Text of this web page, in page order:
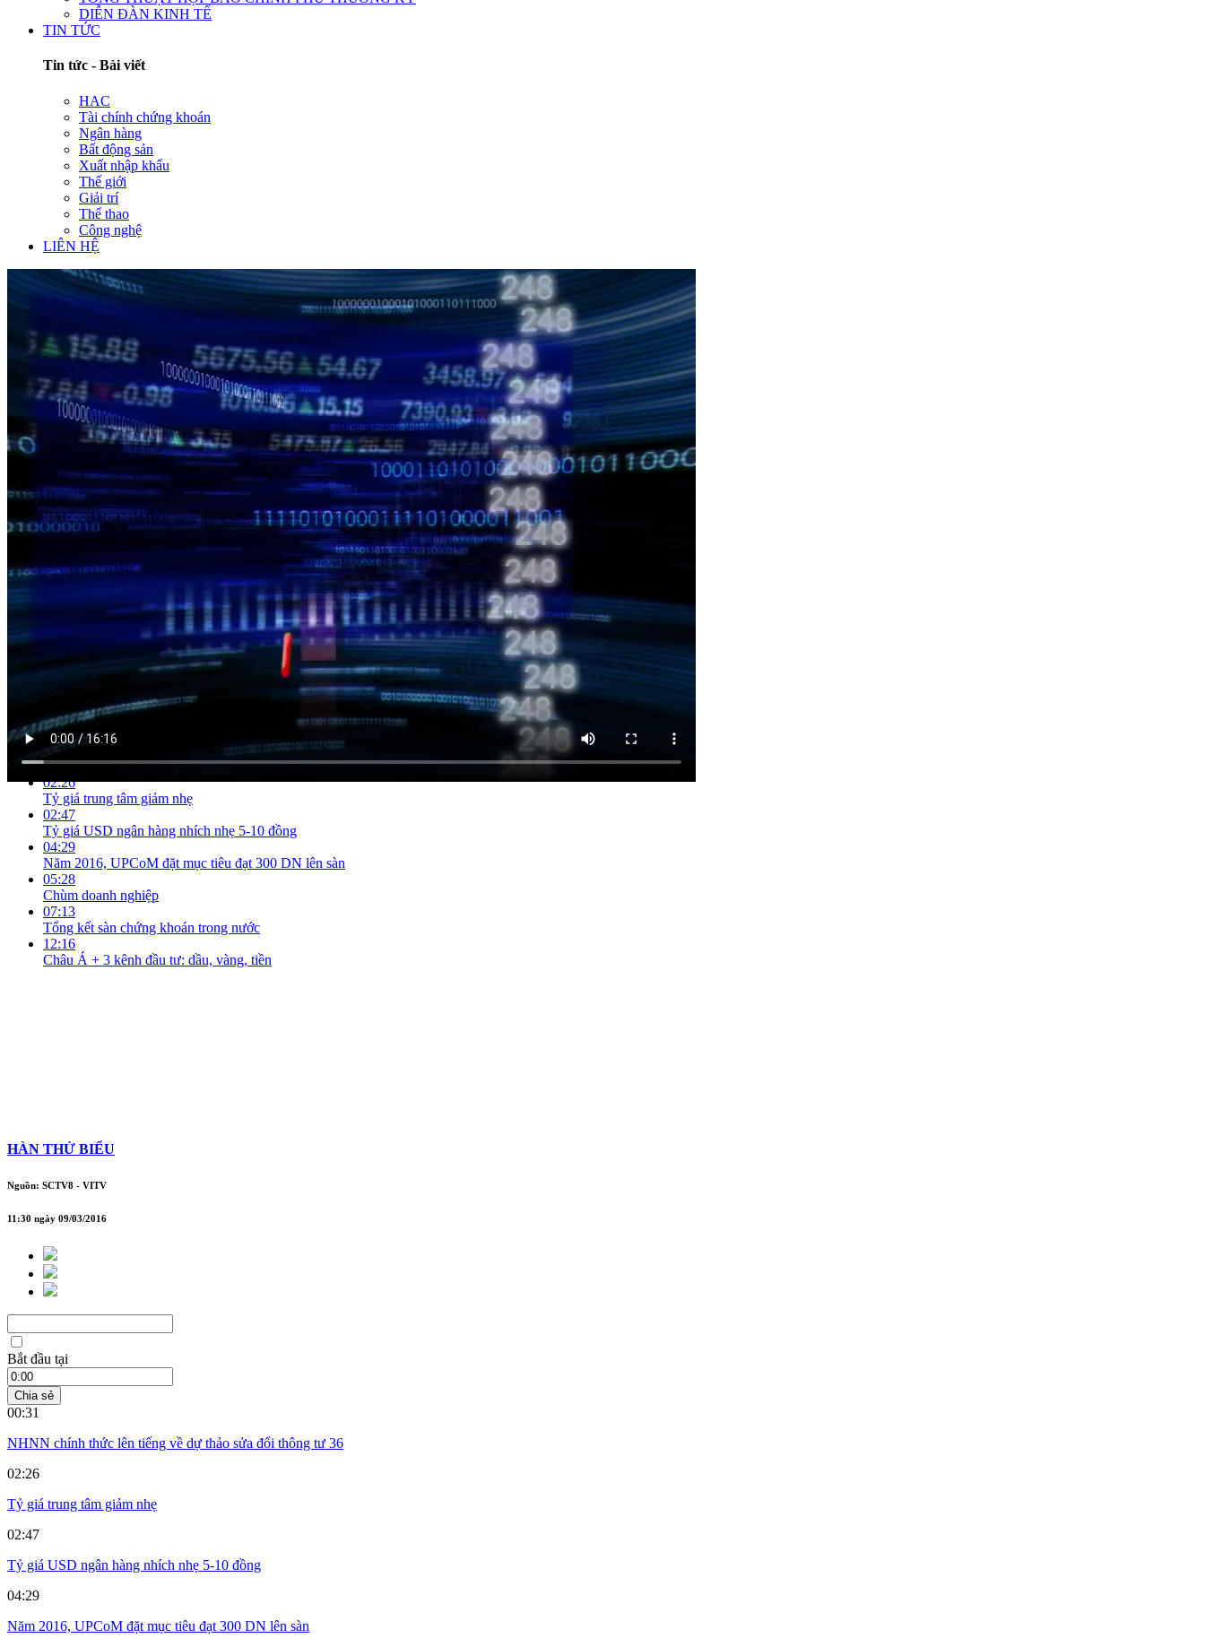
DIỄN ĐÀN KINH TẾ
TIN TỨC
Tin tức - Bài viết
HAC
Tài chính chứng khoán
Ngân hàng
Bất động sản
Xuất nhập khẩu
Thế giới
Giải trí
Thể thao
Công nghệ
LIÊN HỆ
NỘI DUNG CHI TIẾT
00:31
NHNN chính thức lên tiếng về dự thảo sửa đổi thông tư 36
02:26
Tỷ giá trung tâm giảm nhẹ
02:47
Tỷ giá USD ngân hàng nhích nhẹ 5-10 đồng
04:29
Năm 2016, UPCoM đặt mục tiêu đạt 300 DN lên sàn
05:28
Chùm doanh nghiệp
07:13
Tổng kết sàn chứng khoán trong nước
12:16
Châu Á + 3 kênh đầu tư: dầu, vàng, tiền
HÀN THỬ BIỂU
Nguồn: SCTV8 - VITV
11:30 ngày 09/03/2016
Bắt đầu tại
Chia sẻ
00:31
NHNN chính thức lên tiếng về dự thảo sửa đổi thông tư 36
02:26
Tỷ giá trung tâm giảm nhẹ
02:47
Tỷ giá USD ngân hàng nhích nhẹ 5-10 đồng
04:29
Năm 2016, UPCoM đặt mục tiêu đạt 300 DN lên sàn